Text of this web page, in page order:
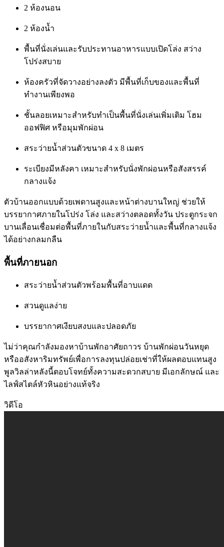
2 ห้องนอน
2 ห้องน้ำ
พื้นที่นั่งเล่นและรับประทานอาหารแบบเปิดโล่ง สว่าง
โปร่งสบาย
ห้องครัวที่จัดวางอย่างลงตัว มีพื้นที่เก็บของและพื้นที่
ทำงานเพียงพอ
ชั้นลอยเหมาะสำหรับทำเป็นพื้นที่นั่งเล่นเพิ่มเติม โฮม
ออฟฟิศ หรือมุมพักผ่อน
สระว่ายน้ำส่วนตัวขนาด 4 x 8 เมตร
ระเบียงมีหลังคา เหมาะสำหรับนั่งพักผ่อนหรือสังสรรค์
กลางแจ้ง
ตัวบ้านออกแบบด้วยเพดานสูงและหน้าต่างบานใหญ่ ช่วยให้
บรรยากาศภายในโปร่ง โล่ง และสว่างตลอดทั้งวัน ประตูกระจก
บานเลื่อนเชื่อมต่อพื้นที่ภายในกับสระว่ายน้ำและพื้นที่กลางแจ้ง
ได้อย่างกลมกลืน
พื้นที่ภายนอก
สระว่ายน้ำส่วนตัวพร้อมพื้นที่อาบแดด
สวนดูแลง่าย
บรรยากาศเงียบสงบและปลอดภัย
ไม่ว่าคุณกำลังมองหาบ้านพักอาศัยถาวร บ้านพักผ่อนวันหยุด
หรืออสังหาริมทรัพย์เพื่อการลงทุนปล่อยเช่าที่ให้ผลตอบแทนสูง
พูลวิลล่าหลังนี้ตอบโจทย์ทั้งความสะดวกสบาย มีเอกลักษณ์ และ
ไลฟ์สไตล์หัวหินอย่างแท้จริง
วิดีโอ